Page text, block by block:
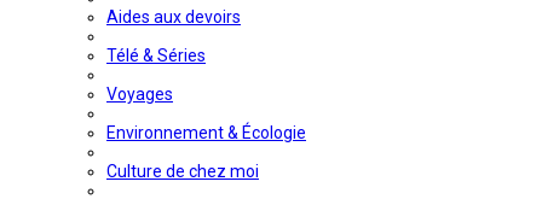
Aides aux devoirs
Télé & Séries
Voyages
Environnement & Écologie
Culture de chez moi